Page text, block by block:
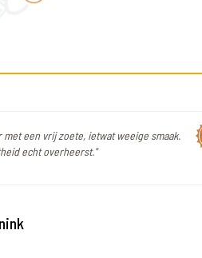
een vrij zoete, ietwat weeige smaak.
echt overheerst."